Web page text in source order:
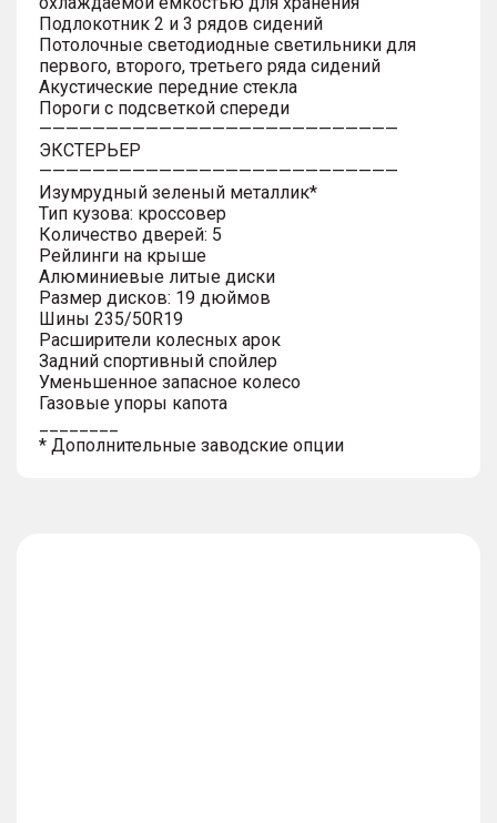
Подлокотник 2 и 3 рядов сидений
Потолочные светодиодные светильники для
первого, второго, третьего ряда сидений
Акустические передние стекла
Пороги с подсветкой спереди
———————————————————————————
ЭКСТЕРЬЕР
———————————————————————————
Изумрудный зеленый металлик*
Тип кузова: кроссовер
Количество дверей: 5
Рейлинги на крыше
Алюминиевые литые диски
Размер дисков: 19 дюймов
Шины 235/50R19
Расширители колесных арок
Задний спортивный спойлер
Уменьшенное запасное колесо
Газовые упоры капота
* Дополнительные заводские опции